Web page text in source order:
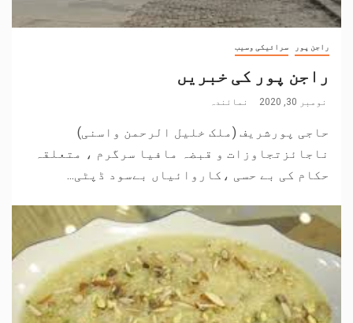
راجن پور سرائیکی وسیب
راجن پور کی خبریں
نومبر 30, 2020 نمائندہ
حاجی پورشریف (ملک خلیل الرحمن واسنی)
ناجائزتجاوزات و قبضہ مافیا سرگرم ، متعلقہ
حکام کی بے حسی ،کاروائیاں بےسود ڈپٹی...